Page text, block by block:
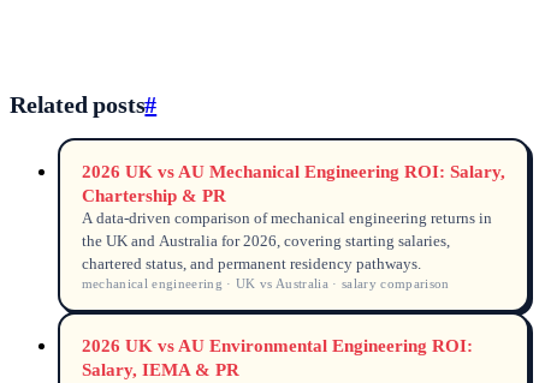
Related posts#
2026 UK vs AU Mechanical Engineering ROI: Salary,
Chartership & PR
A data-driven comparison of mechanical engineering returns in
the UK and Australia for 2026, covering starting salaries,
chartered status, and permanent residency pathways.
mechanical engineering · UK vs Australia · salary comparison
2026 UK vs AU Environmental Engineering ROI:
Salary, IEMA & PR